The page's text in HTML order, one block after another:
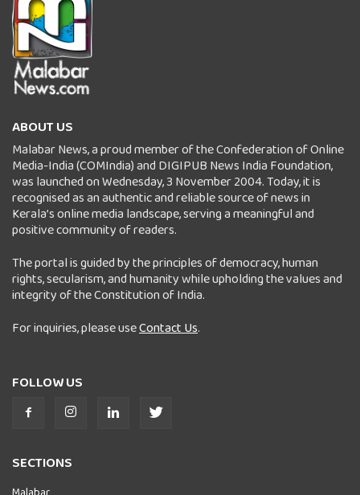
ABOUT US
Malabar News, a proud member of the Confederation of Online
Media-India (COMIndia) and DIGIPUB News India Foundation,
was launched on Wednesday, 3 November 2004. Today, it is
recognised as an authentic and reliable source of news in
Kerala’s online media landscape, serving a meaningful and
positive community of readers.
The portal is guided by the principles of democracy, human
rights, secularism, and humanity while upholding the values and
integrity of the Constitution of India.
For inquiries, please useContact Us.
FOLLOW US
SECTIONS